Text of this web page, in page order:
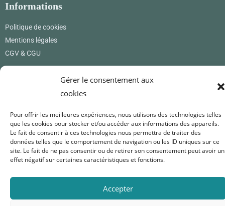
Gérer le consentement aux
cookies
Pour offrir les meilleures expériences, nous utilisons des technologies telles
que les cookies pour stocker et/ou accéder aux informations des appareils.
Le fait de consentir à ces technologies nous permettra de traiter des
données telles que le comportement de navigation ou les ID uniques sur ce
site. Le fait de ne pas consentir ou de retirer son consentement peut avoir un
effet négatif sur certaines caractéristiques et fonctions.
Accepter
Informations
Politique de cookies
Mentions légales
CGV & CGU
Où nous trouver
01800 Pérouges
France
0619171365
renardpetite@gmail.com
Nous suivre